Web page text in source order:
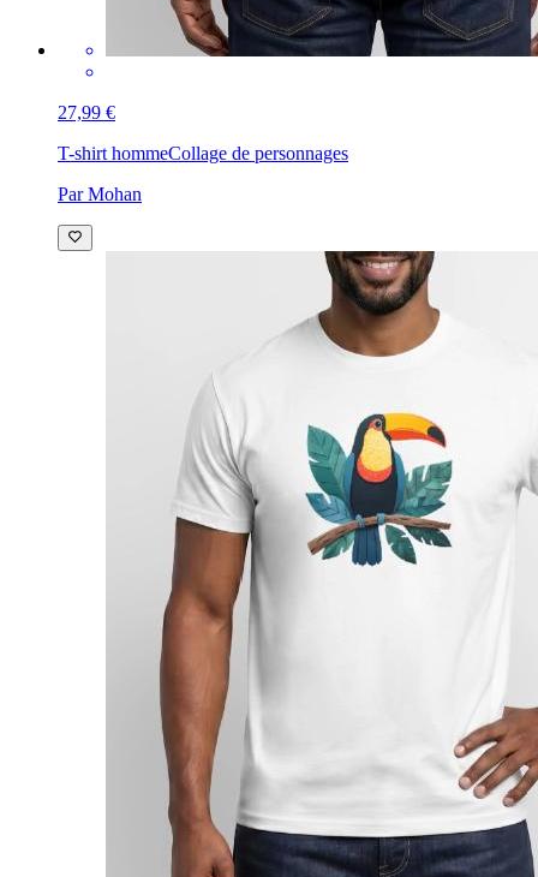
27,99 €
T-shirt hommeCollage de personnages
Par Mohan